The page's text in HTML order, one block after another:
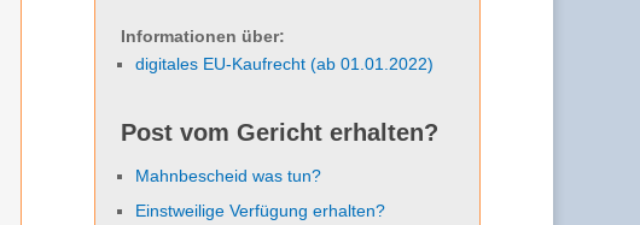
Informationen über:
digitales EU-Kaufrecht (ab 01.01.2022)
Post vom Gericht erhalten?
Mahnbescheid was tun?
Einstweilige Verfügung erhalten?